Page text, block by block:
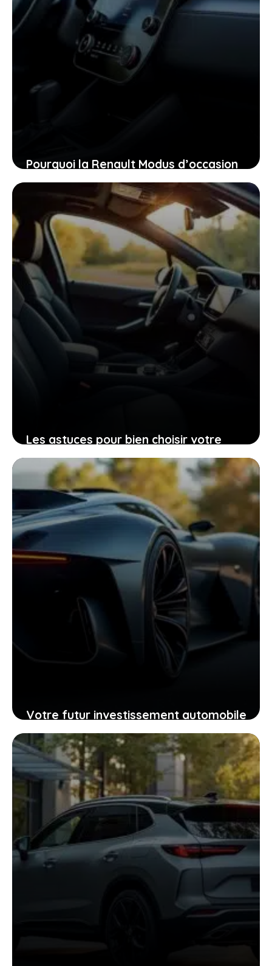
Pourquoi la Renault Modus d’occasion
pourrait bien être la voiture idéale
pour vous aujourd’hui
26 janvier 2026
Les astuces pour bien choisir votre
Peugeot 206 d’occasion grâce à sa
fiche technique
25 janvier 2026
Votre futur investissement automobile
: pourquoi la GTR ou la RZ d’Ultima
supercar pourraient vous surprendre
24 janvier 2026